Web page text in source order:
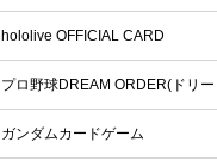
カードゲーム
hololive OFFICIAL CARD
GAME(ホロライブオフィシャルカ
ードゲーム)
プロ野球DREAM ORDER(ドリー
ムオーダー)
ガンダムカードゲーム